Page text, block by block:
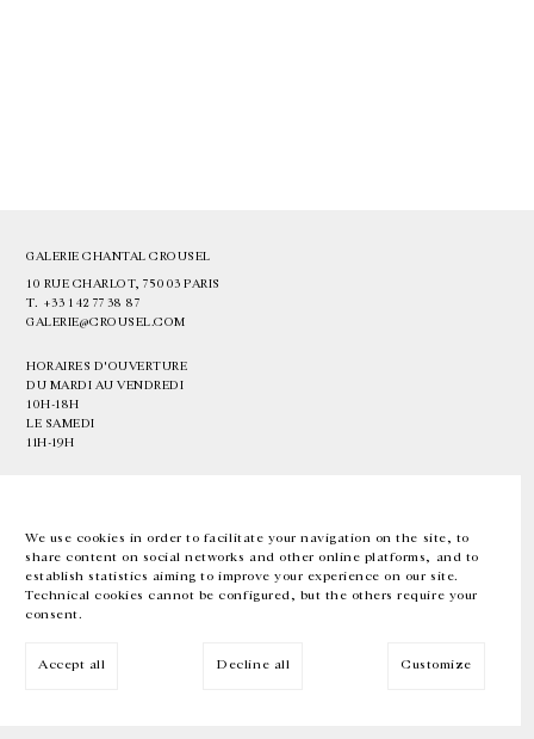
We use cookies in order to facilitate your navigation on the site, to
share content on social networks and other online platforms, and to
establish statistics aiming to improve your experience on our site.
Technical cookies cannot be configured, but the others require your
consent.
Accept all Decline all Customize
GALERIE CHANTAL CROUSEL
10 RUE CHARLOT, 75003 PARIS
T. +33 1 42 77 38 87
GALERIE@CROUSEL.COM
HORAIRES D'OUVERTURE
DU MARDI AU VENDREDI
10H-18H
LE SAMEDI
11H-19H
EN FR 中文 Facebook Instagram
Inscrivez-vous à notre newsletter